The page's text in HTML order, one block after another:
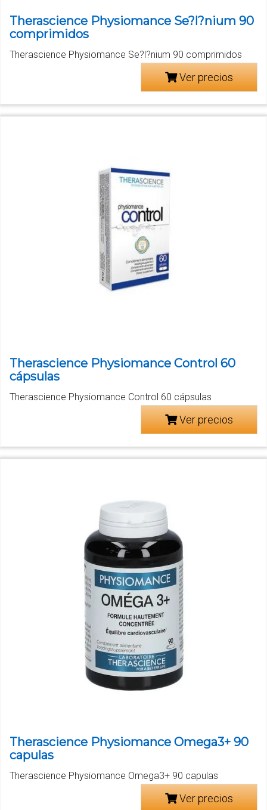
Therascience Physiomance Se?l?nium 90
comprimidos
Therascience Physiomance Se?l?nium 90 comprimidos
Ver precios
Therascience Physiomance Control 60
cápsulas
Therascience Physiomance Control 60 cápsulas
Ver precios
Therascience Physiomance Omega3+ 90
capulas
Therascience Physiomance Omega3+ 90 capulas
Ver precios